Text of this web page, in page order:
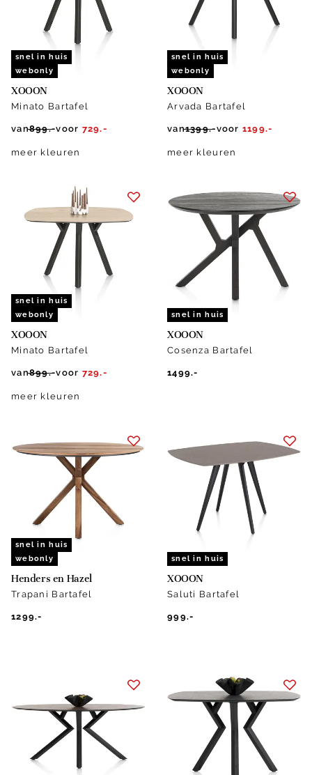
snel in huis
webonly
XOOON
Minato Bartafel
van899.-voor 729.-
meer kleuren
snel in huis
webonly
XOOON
Arvada Bartafel
van1399.-voor 1199.-
meer kleuren
snel in huis
webonly
XOOON
Minato Bartafel
van899.-voor 729.-
meer kleuren
snel in huis
XOOON
Cosenza Bartafel
1499.-
snel in huis
webonly
Henders en Hazel
Trapani Bartafel
1299.-
snel in huis
XOOON
Saluti Bartafel
999.-